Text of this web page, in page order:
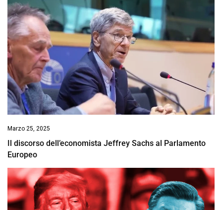
Marzo 25, 2025
Il discorso dell’economista Jeffrey Sachs al Parlamento
Europeo